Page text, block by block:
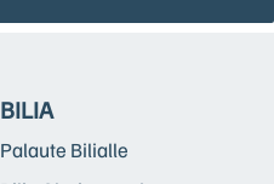
BILIA
Palaute Bilialle